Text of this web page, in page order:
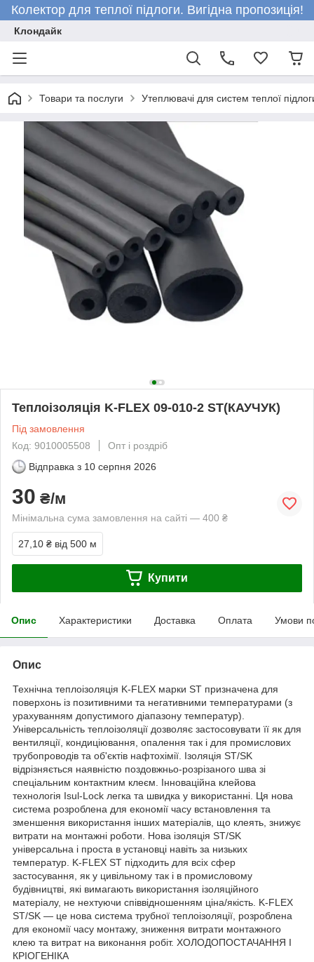
Колектор для теплої підлоги. Вигідна пропозиція!
Клондайк
Товари та послуги Утеплювачі для систем теплої
Теплоізоляція K-FLEX 09-010-2 ST(КАУЧУК)
Під замовлення
Код: 9010005508
Опт і роздріб
Відправка з 10 серпня 2026
30 ₴/м
Мінімальна сума замовлення на сайті — 400 ₴
27,10 ₴ від 500 м
Купити
Опис Характеристики Доставка Оплата Умови
Опис
Технічна теплоізоляція K-FLEX марки ST призначена для
поверхонь із позитивними та негативними температурами (з
урахуванням допустимого діапазону температур).
Універсальність теплоізоляції дозволяє застосовувати її як для
вентиляції, кондиціювання, опалення так і для промислових
трубопроводів та об'єктів нафтохімії. Ізоляція ST/SK
відрізняється наявністю поздовжньо-розрізаного шва зі
спеціальним контактним клеєм. Інноваційна клейова
технологія Isul-Lock легка та швидка у використанні. Ця нова
система розроблена для економії часу встановлення та
зменшення використання інших матеріалів, що клеять, знижує
витрати на монтажні роботи. Нова ізоляція ST/SK
універсальна і проста в установці навіть за низьких
температур. K-FLEX ST підходить для всіх сфер
застосування, як у цивільному так і в промисловому
будівництві, які вимагають використання ізоляційного
матеріалу, не нехтуючи співвідношенням ціна/якість. K-FLEX
ST/SK — це нова система трубної теплоізоляції, розроблена
для економії часу монтажу, зниження витрати монтажного
клею та витрат на виконання робіт. ХОЛОДОПОСТАЧАННЯ І
КРІОГЕНІКА